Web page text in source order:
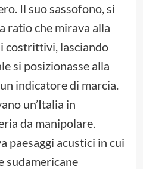
Il suo sassofono, si
ratio che mirava alla
costrittivi, lasciando
si posizionasse alla
indicatore di marcia.
un’Italia in
da manipolare.
paesaggi acustici in cui
sudamericane